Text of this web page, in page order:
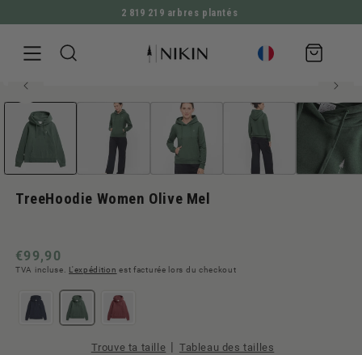
ALLER DIRECTEMENT AU CONTENU
2 819 219 arbres plantés
Panier
d'achat
ALLER À L'INFORMATION SUR LE PRODUIT
Ouvrir
le
média
modal
TreeHoodie Women Olive Mel
Prix
normal
€99,90
TVA incluse. L'expédition est facturée lors du checkout
Trouve ta taille Tableau des tailles